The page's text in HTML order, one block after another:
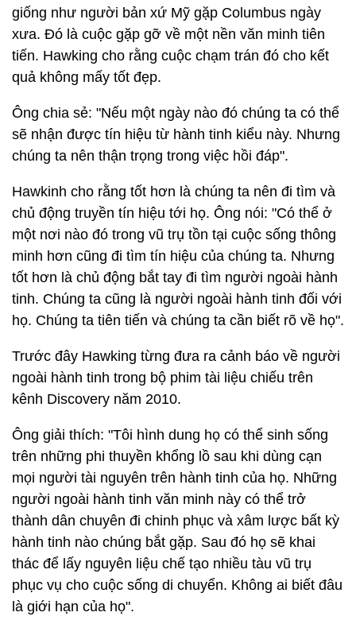
giống như người bản xứ Mỹ gặp Columbus ngày
xưa. Đó là cuộc gặp gỡ về một nền văn minh tiên
tiến. Hawking cho rằng cuộc chạm trán đó cho kết
quả không mấy tốt đẹp.
Ông chia sẻ: "Nếu một ngày nào đó chúng ta có thể
sẽ nhận được tín hiệu từ hành tinh kiểu này. Nhưng
chúng ta nên thận trọng trong việc hồi đáp".
Hawkinh cho rằng tốt hơn là chúng ta nên đi tìm và
chủ động truyền tín hiệu tới họ. Ông nói: "Có thể ở
một nơi nào đó trong vũ trụ tồn tại cuộc sống thông
minh hơn cũng đi tìm tín hiệu của chúng ta. Nhưng
tốt hơn là chủ động bắt tay đi tìm người ngoài hành
tinh. Chúng ta cũng là người ngoài hành tinh đối với
họ. Chúng ta tiên tiến và chúng ta cần biết rõ về họ".
Trước đây Hawking từng đưa ra cảnh báo về người
ngoài hành tinh trong bộ phim tài liệu chiếu trên
kênh Discovery năm 2010.
Ông giải thích: "Tôi hình dung họ có thể sinh sống
trên những phi thuyền khổng lồ sau khi dùng cạn
mọi người tài nguyên trên hành tinh của họ. Những
người ngoài hành tinh văn minh này có thể trở
thành dân chuyên đi chinh phục và xâm lược bất kỳ
hành tinh nào chúng bắt gặp. Sau đó họ sẽ khai
thác để lấy nguyên liệu chế tạo nhiều tàu vũ trụ
phục vụ cho cuộc sống di chuyển. Không ai biết đâu
là giới hạn của họ".